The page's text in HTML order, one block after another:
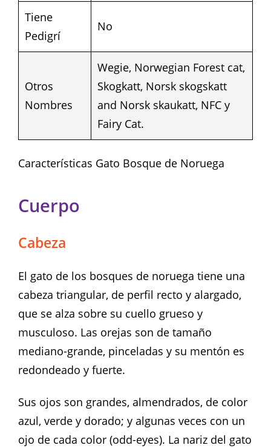
Tiene
Pedigrí
No
Otros
Nombres
Wegie, Norwegian Forest cat,
Skogkatt, Norsk skogskatt
and Norsk skaukatt, NFC y
Fairy Cat.
Características Gato Bosque de Noruega
Cuerpo
Cabeza
El gato de los bosques de noruega tiene una
cabeza triangular, de perfil recto y alargado,
que se alza sobre su cuello grueso y
musculoso. Las orejas son de tamaño
mediano-grande, pinceladas y su mentón es
redondeado y fuerte.
Sus ojos son grandes, almendrados, de color
azul, verde y dorado; y algunas veces con un
ojo de cada color (odd-eyes). La nariz del gato